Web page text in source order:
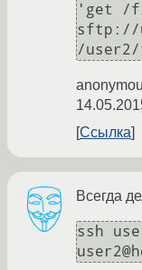
'get /
sftp://
Ссылка
Всегда
ssh